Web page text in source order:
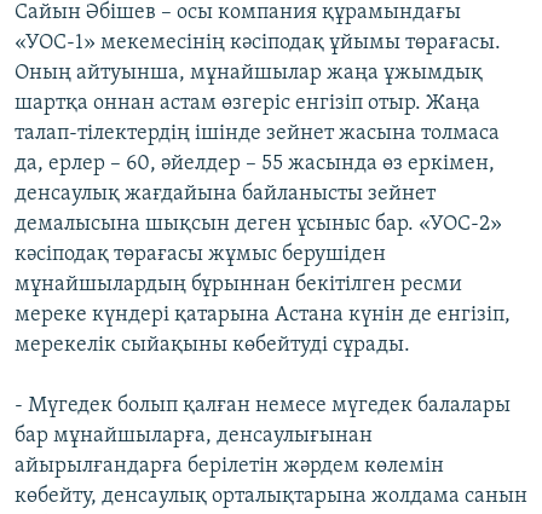
Сайын Әбішев – осы компания құрамындағы
«УОС-1» мекемесінің кәсіподақ ұйымы төрағасы.
Оның айтуынша, мұнайшылар жаңа ұжымдық
шартқа оннан астам өзгеріс енгізіп отыр. Жаңа
талап-тілектердің ішінде зейнет жасына толмаса
да, ерлер – 60, әйелдер – 55 жасында өз еркімен,
денсаулық жағдайына байланысты зейнет
демалысына шықсын деген ұсыныс бар. «УОС-2»
кәсіподақ төрағасы жұмыс берушіден
мұнайшылардың бұрыннан бекітілген ресми
мереке күндері қатарына Астана күнін де енгізіп,
мерекелік сыйақыны көбейтуді сұрады.
- Мүгедек болып қалған немесе мүгедек балалары
бар мұнайшыларға, денсаулығынан
айырылғандарға берілетін жәрдем көлемін
көбейту, денсаулық орталықтарына жолдама санын